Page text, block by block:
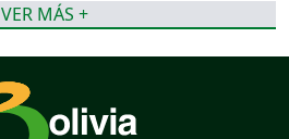
VER MÁS +